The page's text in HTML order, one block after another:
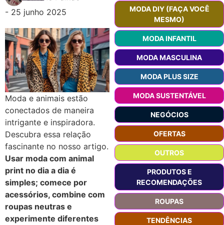
- 25 junho 2025
Moda e animais estão
conectados de maneira
intrigante e inspiradora.
Descubra essa relação
fascinante no nosso artigo.
Usar moda com animal
print no dia a dia é
simples; comece por
acessórios, combine com
roupas neutras e
experimente diferentes
MODA DIY (FAÇA VOCÊ
MESMO)
MODA INFANTIL
MODA MASCULINA
MODA PLUS SIZE
MODA SUSTENTÁVEL
NEGÓCIOS
OFERTAS
OUTROS
PRODUTOS E
RECOMENDAÇÕES
ROUPAS
TENDÊNCIAS